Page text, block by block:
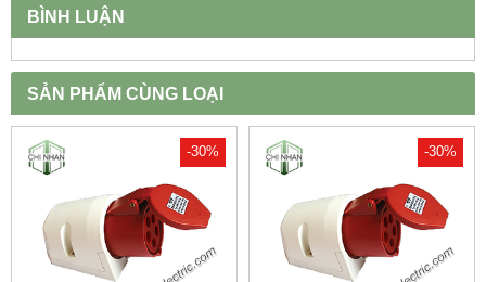
BÌNH LUẬN
SẢN PHẨM CÙNG LOẠI
-30% -30%